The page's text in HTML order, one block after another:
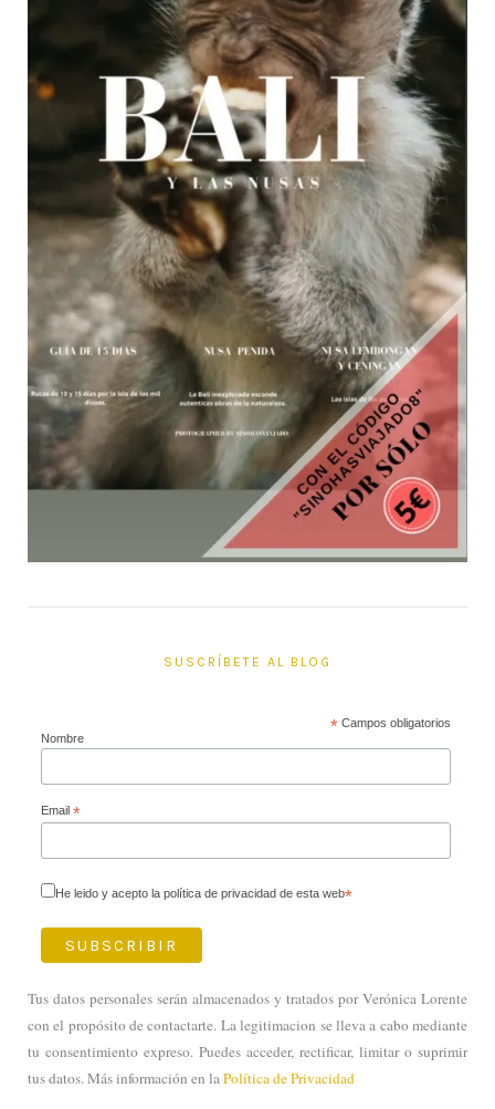
SUSCRÍBETE AL BLOG
*Campos obligatorios
Nombre
Email *
He leido y acepto la política de privacidad de esta web*
Tus datos personales serán almacenados y tratados por Verónica Lorente
con el propósito de contactarte. La legitimacion se lleva a cabo mediante
tu consentimiento expreso. Puedes acceder, rectificar, limitar o suprimir
tus datos. Más información en la Política de Privacidad